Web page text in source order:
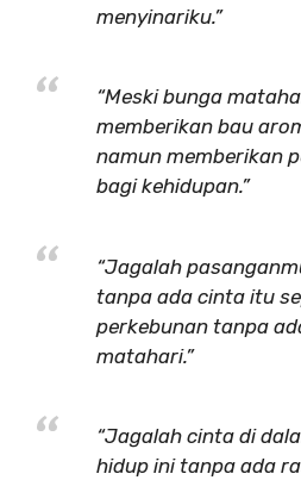
menyinariku.”
“Meski bunga
memberikan bau
namun memberikan
bagi kehidupan.”
“Jagalah
tanpa ada cinta itu
perkebunan tanpa
matahari.”
“Jagalah cinta di
hidup ini tanpa ada